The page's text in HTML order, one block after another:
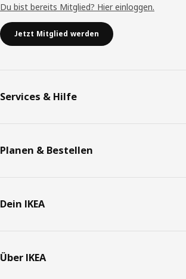
Du bist bereits Mitglied? Hier einloggen.
Jetzt Mitglied werden
Services & Hilfe
Planen & Bestellen
Dein IKEA
Über IKEA